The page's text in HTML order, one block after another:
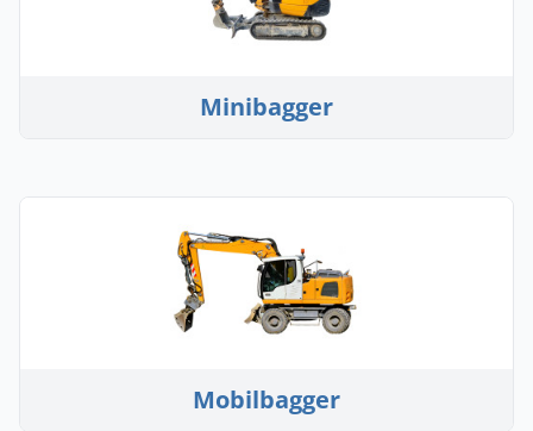
Minibagger
Mobilbagger